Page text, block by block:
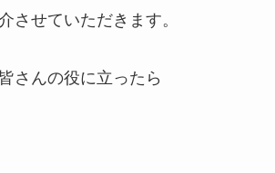
させていただきます。
さんの役に立ったら